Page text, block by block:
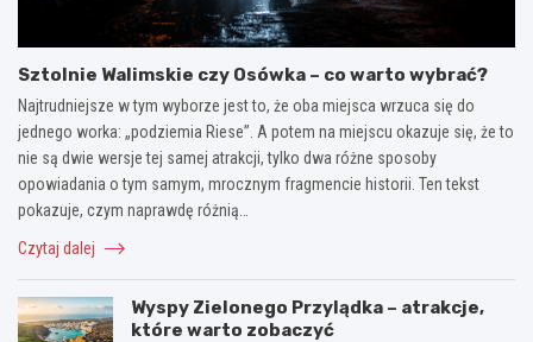
Sztolnie Walimskie czy Osówka – co warto wybrać?
Najtrudniejsze w tym wyborze jest to, że oba miejsca wrzuca się do
jednego worka: „podziemia Riese”. A potem na miejscu okazuje się, że to
nie są dwie wersje tej samej atrakcji, tylko dwa różne sposoby
opowiadania o tym samym, mrocznym fragmencie historii. Ten tekst
pokazuje, czym naprawdę różnią…
Czytaj dalej
Wyspy Zielonego Przylądka – atrakcje,
które warto zobaczyć